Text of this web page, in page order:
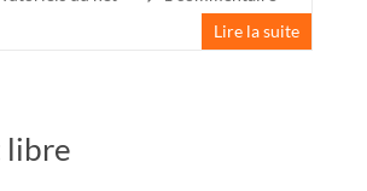
Lire la suite
libre